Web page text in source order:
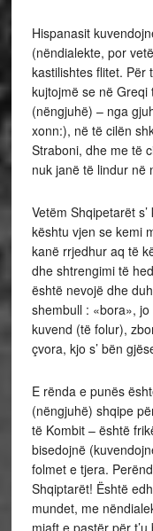
Hispanasit
(nëndialekte, por
kastilishtes flitet. Për
kujtojmë se në
(nëngjuhë) – nga
xonn:), në të cilën
Straboni, dhe me të
nuk janë të lindur në
Vetëm Shqipetarët
kështu vjen se kemi
kanë rrjedhur aq të
dhe shtrengimi të
është nevojë dhe
shembull : «bora»,
kuvend (të folur),
çvora, kjo s’ bën
E rënda e punës
(nëngjuhë) shqipe
të Kombit – është
bisedojnë
folmet e tjera.
Shqiptarët! Është
mundet, me
mjaft e pastër për